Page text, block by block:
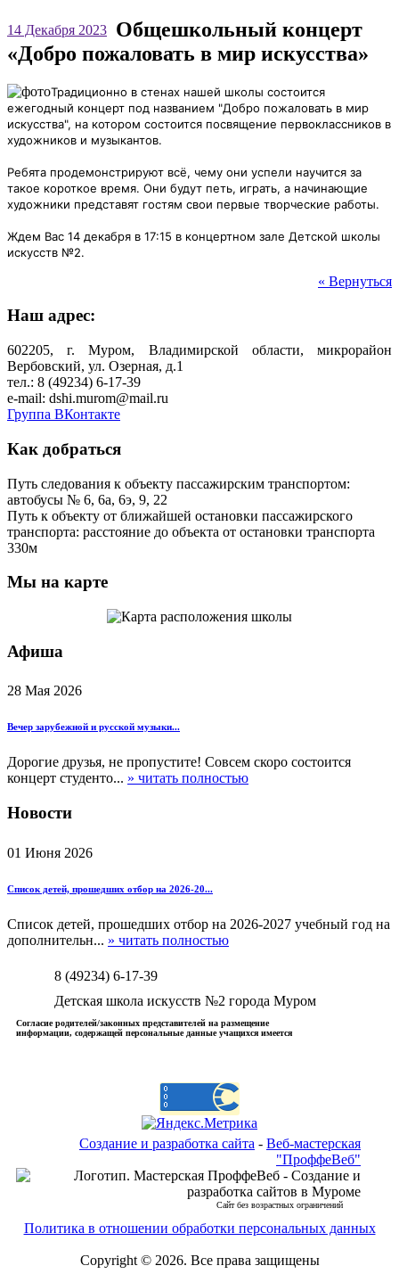
14 Декабря 2023
Общешкольный концерт
«Добро пожаловать в мир искусства»
Традиционно в стенах нашей школы состоится
ежегодный концерт под названием "Добро пожаловать в мир
искусства", на котором состоится посвящение первоклассников в
художников и музыкантов.
Ребята продемонстрируют всë, чему они успели научится за
такое короткое время. Они будут петь, играть, а начинающие
художники представят гостям свои первые творческие работы.
Ждем Вас 14 декабря в 17:15 в концертном зале Детской школы
искусств №2.
« Вернуться
Наш адрес:
602205, г. Муром, Владимирской области, микрорайон
Вербовский, ул. Озерная, д.1
тел.: 8 (49234) 6-17-39
e-mail: dshi.murom@mail.ru
Группа ВКонтакте
Как добраться
Путь следования к объекту пассажирским транспортом:
автобусы № 6, 6а, 6э, 9, 22
Путь к объекту от ближайшей остановки пассажирского
транспорта: расстояние до объекта от остановки транспорта
330м
Мы на карте
Афиша
28 Мая 2026
Вечер зарубежной и русской музыки...
Дорогие друзья, не пропустите! Совсем скоро состоится
концерт студенто... » читать полностью
Новости
01 Июня 2026
Список детей, прошедших отбор на 2026-20...
Список детей, прошедших отбор на 2026-2027 учебный год на
дополнительн... » читать полностью
8 (49234) 6-17-39
Детская школа искусств №2 города Муром
Согласие родителей/законных представителей на размещение
информации, содержащей персональные данные учащихся имеется
Создание и разработка сайта - Веб-мастерская
"ПроффеВеб"
Сайт без возрастных ограничений
Политика в отношении обработки персональных данных
Copyright © 2026. Все права защищены